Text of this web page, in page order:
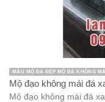
MẪU MỘ ĐÁ ĐẸP MỘ ĐÁ KHÔNG
Mộ đạo không mái đá
Mộ đạo không mái đá